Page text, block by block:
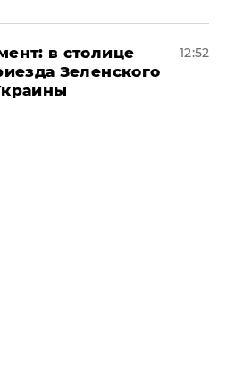
в столице
Зеленского
12:52